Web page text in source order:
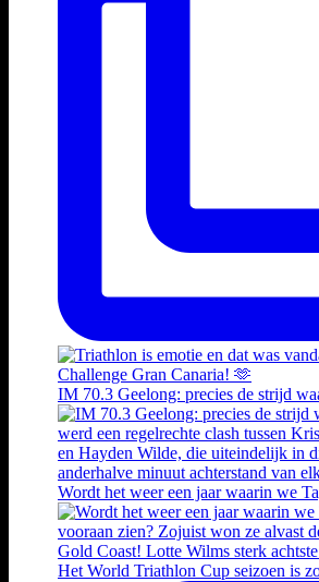
IM 70.3 Geelong: precies de strijd
Wordt het weer een jaar waarin we
Het World Triathlon Cup seizoen is